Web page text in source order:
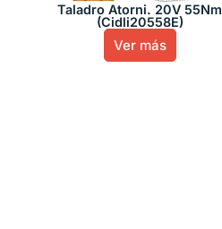
Taladro Atorni. 20V 55Nm
(Cidli20558E)
Ver más